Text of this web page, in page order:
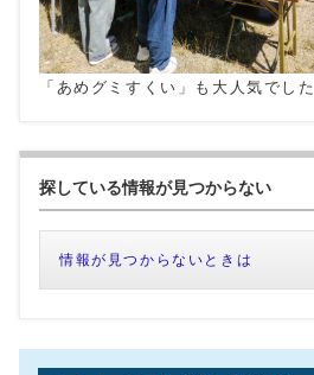
「あめグミすくい」も大人気でした
探している情報が見つからない
情報が見つからないときは